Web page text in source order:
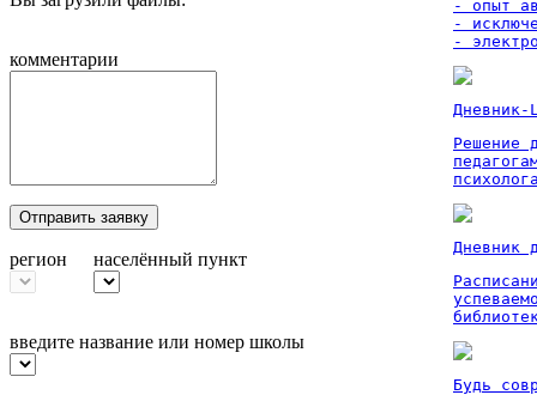
комментарии
Отправить заявку
регион населённый пункт
введите название или номер школы
- опыт
-
-
Дневник-
Решение
Дневник
Будь